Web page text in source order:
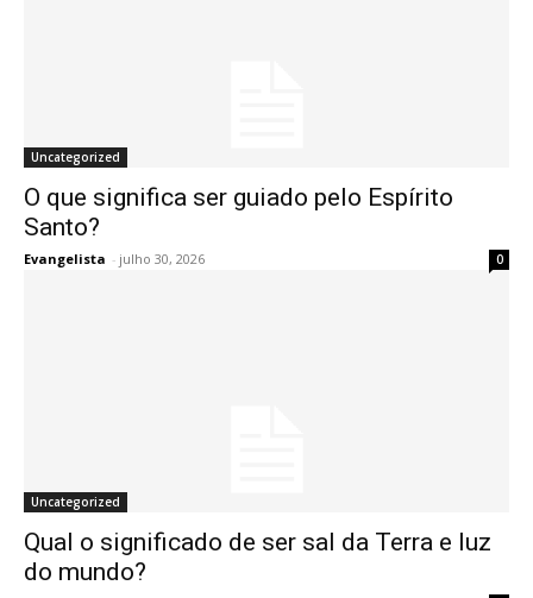
Uncategorized
O que significa ser guiado pelo Espírito
Santo?
Evangelista - julho 30, 2026 0
Uncategorized
Qual o significado de ser sal da Terra e luz
do mundo?